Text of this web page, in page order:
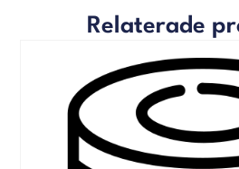
Relaterade